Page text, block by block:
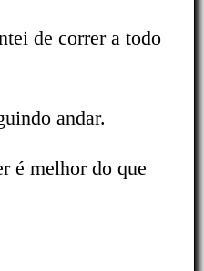
de correr a todo
andar.
é melhor do que